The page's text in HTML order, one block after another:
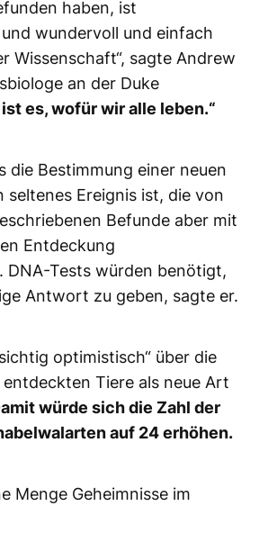
haben, ist
wundervoll und einfach
Wissenschaft“, sagte Andrew
an der Duke
ist es, wofür wir alle leben.“
die Bestimmung einer neuen
seltenes Ereignis ist, die von
Befunde aber mit
Entdeckung
DNA-Tests würden benötigt,
Antwort zu geben, sagte er.
optimistisch“ über die
entdeckten Tiere als neue Art
würde sich die Zahl der
auf 24 erhöhen.
Menge Geheimnisse im